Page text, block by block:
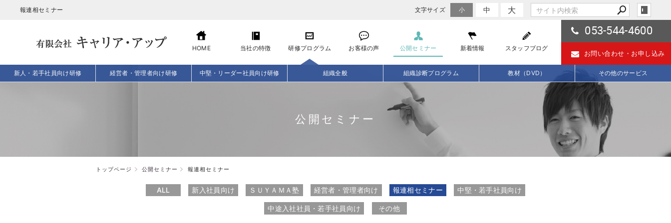
報連相セミナー 文字サイズ 小 中 大
HOME 当社の特徴 研修プログラム お客様の声 公開セミナー 新着情報 スタッフブログ
053-544-4600
お問い合わせ・ お申し込み
新人・若手社員向け研修 経営者・管理者向け研修 中堅・リーダー社員向け研修 組織全般 組織診断プログラム 教材（DVD） その他のサービス
公開セミナー
トップページ 公開セミナー 報連相セミナー
ALL 新入社員向け ＳＵＹＡＭＡ塾 経営者・管理者向け 報連相セミナー 中堅・若手社員向け
中途入社社員・若手社員向け その他